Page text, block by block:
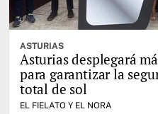
ASTURIAS
Asturias desplegará
para garantizar la
total de sol
EL FIELATO Y EL NORA